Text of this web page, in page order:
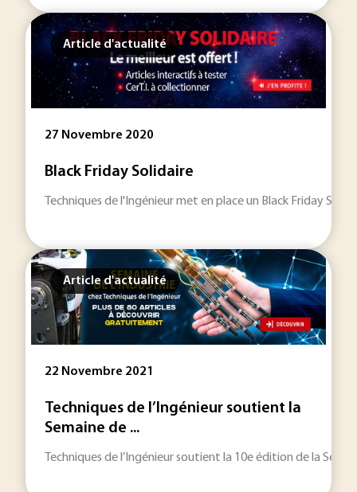
Article d'actualité
27 Novembre 2020
Black Friday Solidaire
Techniques de l'Ingénieur met en place un Black Friday
Article d'actualité
22 Novembre 2021
Techniques de l’Ingénieur soutient la
Semaine de ...
Techniques de l’Ingénieur soutient la 10e édition de la